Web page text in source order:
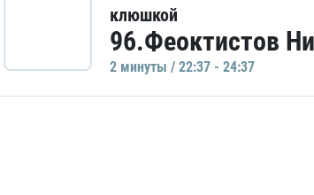
клюшкой
96.Феоктистов
2 минуты / 22:37 - 24:37